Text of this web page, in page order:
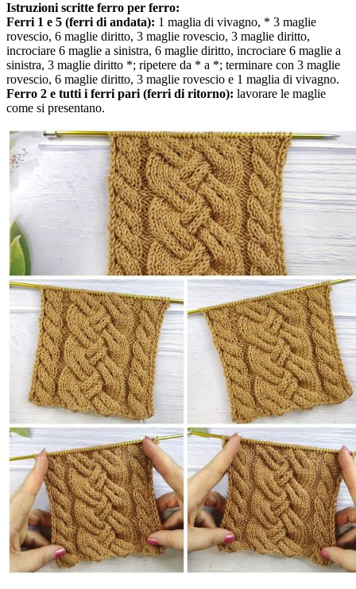
Istruzioni scritte ferro per ferro:
Ferri 1 e 5 (ferri di andata): 1 maglia di vivagno, * 3 maglie
rovescio, 6 maglie diritto, 3 maglie rovescio, 3 maglie diritto,
incrociare 6 maglie a sinistra, 6 maglie diritto, incrociare 6 maglie a
sinistra, 3 maglie diritto *; ripetere da * a *; terminare con 3 maglie
rovescio, 6 maglie diritto, 3 maglie rovescio e 1 maglia di vivagno.
Ferro 2 e tutti i ferri pari (ferri di ritorno): lavorare le maglie
come si presentano.